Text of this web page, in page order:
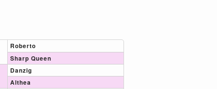
Roberto
Sharp Queen
Danzig
Althea